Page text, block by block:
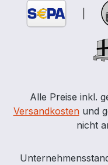
Alle Preise inkl.
Versandkostenund
nicht